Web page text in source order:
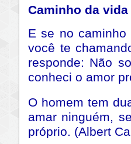
Caminho da
E se no
você te
responde: Não
conheci o amor
O homem tem
amar ninguém,
próprio. (Albert